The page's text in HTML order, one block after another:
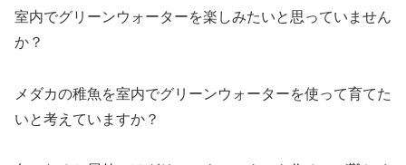
室内でグリーンウォーターを楽しみたいと思っていません
か？
メダカの稚魚を室内でグリーンウォーターを使って育てた
いと考えていますか？